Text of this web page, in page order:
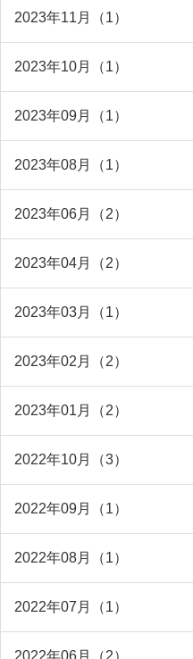
2023年11月（1）
2023年10月（1）
2023年09月（1）
2023年08月（1）
2023年06月（2）
2023年04月（2）
2023年03月（1）
2023年02月（2）
2023年01月（2）
2022年10月（3）
2022年09月（1）
2022年08月（1）
2022年07月（1）
2022年06月（2）